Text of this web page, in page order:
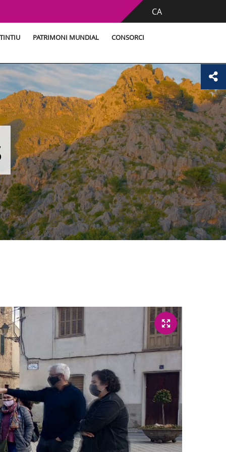
CA
PATRIMONI MUNDIAL CONSORCI